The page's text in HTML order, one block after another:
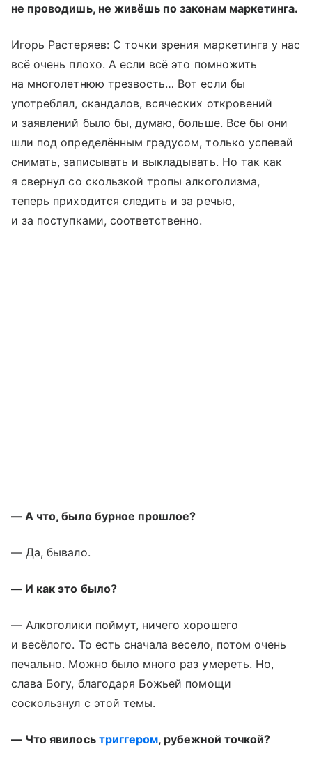
не проводишь, не живёшь по законам маркетинга.
Игорь Растеряев: С точки зрения маркетинга у нас
всё очень плохо. А если всё это помножить
на многолетнюю трезвость… Вот если бы
употреблял, скандалов, всяческих откровений
и заявлений было бы, думаю, больше. Все бы они
шли под определённым градусом, только успевай
снимать, записывать и выкладывать. Но так как
я свернул со скользкой тропы алкоголизма,
теперь приходится следить и за речью,
и за поступками, соответственно.
— А что, было бурное прошлое?
— Да, бывало.
— И как это было?
— Алкоголики поймут, ничего хорошего
и весёлого. То есть сначала весело, потом очень
печально. Можно было много раз умереть. Но,
слава Богу, благодаря Божьей помощи
соскользнул с этой темы.
— Что явилось триггером, рубежной точкой?